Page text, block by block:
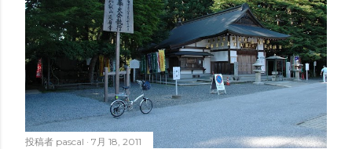
投稿者 pascal 7月 18, 2011